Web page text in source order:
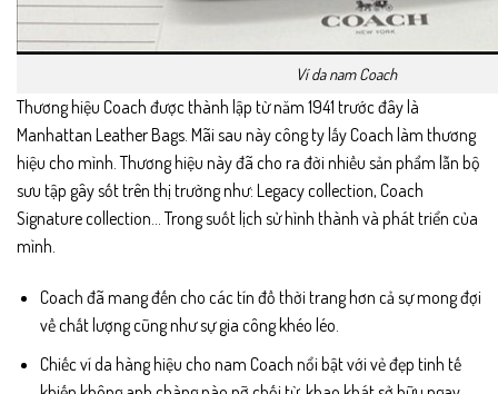
Ví da nam Coach
Thương hiệu Coach được thành lập từ năm 1941 trước đây là
Manhattan Leather Bags. Mãi sau này công ty lấy Coach làm thương
hiệu cho mình. Thương hiệu này đã cho ra đời nhiều sản phẩm lẫn bộ
sưu tập gây sốt trên thị trường như: Legacy collection, Coach
Signature collection… Trong suốt lịch sử hình thành và phát triển của
mình.
Coach đã mang đến cho các tín đồ thời trang hơn cả sự mong đợi
về chất lượng cũng như sự gia công khéo léo.
Chiếc ví da hàng hiệu cho nam Coach nổi bật với vẻ đẹp tinh tế